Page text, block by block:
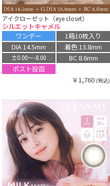
アイクローゼット（eye closet）
シルエットキャメル
ワンデー
1箱10枚入り
DIA 14.5mm
着色 13.8mm
±0.00〜-8.00
BC 8.6mm
ポスト投函
￥1,760 (税込)